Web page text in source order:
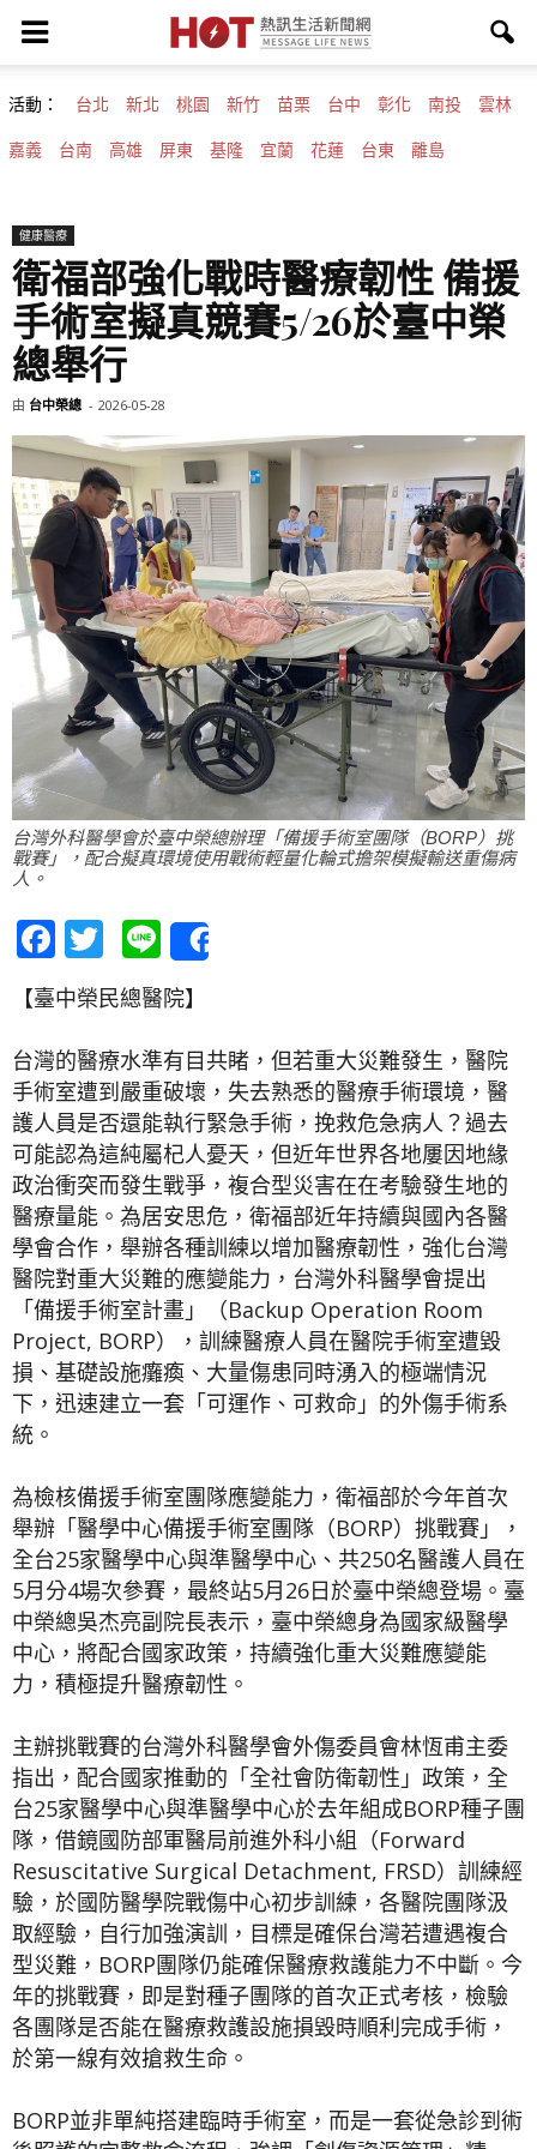
活動： 台北 新北 桃園 新竹 苗栗 台中 彰化 南投 雲林
嘉義 台南 高雄 屏東 基隆 宜蘭 花蓮 台東 離島
健康醫療
衛福部強化戰時醫療韌性 備援
手術室擬真競賽5/26於臺中榮
總舉行
由 台中榮總 - 2026-05-28
台灣外科醫學會於臺中榮總辦理「備援手術室團隊（BORP）挑
戰賽」，配合擬真環境使用戰術輕量化輪式擔架模擬輸送重傷病
人。
Facebook
Twitter
Line
【臺中榮民總醫院】
台灣的醫療水準有目共睹，但若重大災難發生，醫院
手術室遭到嚴重破壞，失去熟悉的醫療手術環境，醫
護人員是否還能執行緊急手術，挽救危急病人？過去
可能認為這純屬杞人憂天，但近年世界各地屢因地緣
政治衝突而發生戰爭，複合型災害在在考驗發生地的
醫療量能。為居安思危，衛福部近年持續與國內各醫
學會合作，舉辦各種訓練以增加醫療韌性，強化台灣
醫院對重大災難的應變能力，台灣外科醫學會提出
「備援手術室計畫」（Backup Operation Room
Project, BORP），訓練醫療人員在醫院手術室遭毀
損、基礎設施癱瘓、大量傷患同時湧入的極端情況
下，迅速建立一套「可運作、可救命」的外傷手術系
統。
為檢核備援手術室團隊應變能力，衛福部於今年首次
舉辦「醫學中心備援手術室團隊（BORP）挑戰賽」，
全台25家醫學中心與準醫學中心、共250名醫護人員在
5月分4場次參賽，最終站5月26日於臺中榮總登場。臺
中榮總吳杰亮副院長表示，臺中榮總身為國家級醫學
中心，將配合國家政策，持續強化重大災難應變能
力，積極提升醫療韌性。
主辦挑戰賽的台灣外科醫學會外傷委員會林恆甫主委
指出，配合國家推動的「全社會防衛韌性」政策，全
台25家醫學中心與準醫學中心於去年組成BORP種子團
隊，借鏡國防部軍醫局前進外科小組（Forward
Resuscitative Surgical Detachment, FRSD）訓練經
驗，於國防醫學院戰傷中心初步訓練，各醫院團隊汲
取經驗，自行加強演訓，目標是確保台灣若遭遇複合
型災難，BORP團隊仍能確保醫療救護能力不中斷。今
年的挑戰賽，即是對種子團隊的首次正式考核，檢驗
各團隊是否能在醫療救護設施損毀時順利完成手術，
於第一線有效搶救生命。
BORP並非單純搭建臨時手術室，而是一套從急診到術